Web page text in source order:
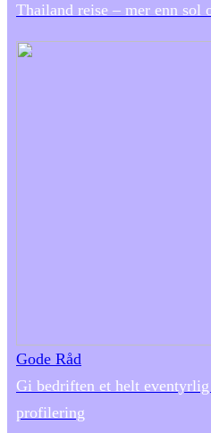
Thailand reise – mer enn sol
Gode Råd
Gi bedriften et helt
profilering